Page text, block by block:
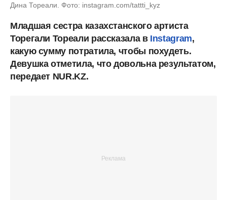
Дина Тореали. Фото: instagram.com/tattti_kyz
Младшая сестра казахстанского артиста
Торегали Тореали рассказала в Instagram,
какую сумму потратила, чтобы похудеть.
Девушка отметила, что довольна результатом,
передает NUR.KZ.